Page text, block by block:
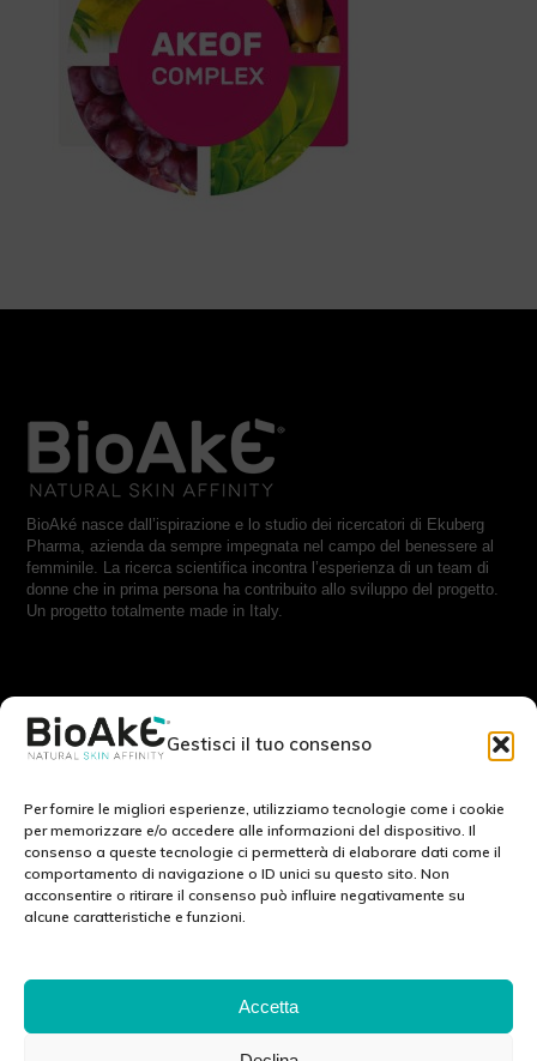
Gestisci il tuo consenso
Per fornire le migliori esperienze, utilizziamo tecnologie come i cookie
per memorizzare e/o accedere alle informazioni del dispositivo. Il
consenso a queste tecnologie ci permetterà di elaborare dati come il
comportamento di navigazione o ID unici su questo sito. Non
acconsentire o ritirare il consenso può influire negativamente su
alcune caratteristiche e funzioni.
Accetta
BioAké nasce dall’ispirazione e lo studio dei ricercatori di Ekuberg
Pharma, azienda da sempre impegnata nel campo del benessere al
femminile. La ricerca scientifica incontra l’esperienza di un team di
donne che in prima persona ha contribuito allo sviluppo del progetto.
Un progetto totalmente made in Italy.
RESTA IN CONTATTO CON NOI:
Cookie Policy (EU)
Privacy Policy